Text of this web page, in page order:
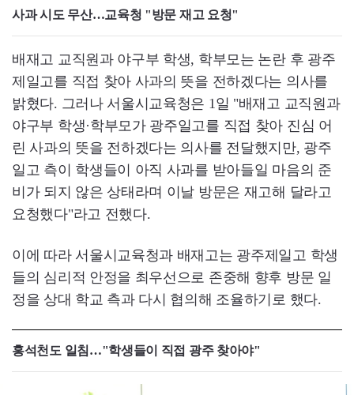
사과 시도 무산…교육청 "방문 재고 요청"
배재고 교직원과 야구부 학생, 학부모는 논란 후 광주
제일고를 직접 찾아 사과의 뜻을 전하겠다는 의사를
밝혔다. 그러나 서울시교육청은 1일 "배재고 교직원과
야구부 학생·학부모가 광주일고를 직접 찾아 진심 어
린 사과의 뜻을 전하겠다는 의사를 전달했지만, 광주
일고 측이 학생들이 아직 사과를 받아들일 마음의 준
비가 되지 않은 상태라며 이날 방문은 재고해 달라고
요청했다"라고 전했다.
이에 따라 서울시교육청과 배재고는 광주제일고 학생
들의 심리적 안정을 최우선으로 존중해 향후 방문 일
정을 상대 학교 측과 다시 협의해 조율하기로 했다.
홍석천도 일침…"학생들이 직접 광주 찾아야"